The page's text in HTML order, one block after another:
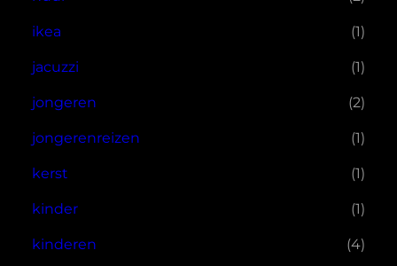
ikea (1)
jacuzzi (1)
jongeren (2)
jongerenreizen (1)
kerst (1)
kinder (1)
kinderen (4)